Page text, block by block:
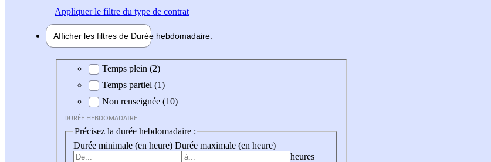
Appliquerle filtre du type de contrat
Afficher les filtres de Durée hebdomadaire
Durée hebdomadaire
Temps plein (2)
Temps partiel (1)
Non renseignée (10)
DURÉE HEBDOMADAIRE
Précisez la durée hebdomadaire :
Durée minimale (en heure) Durée maximale (en heure)
heures